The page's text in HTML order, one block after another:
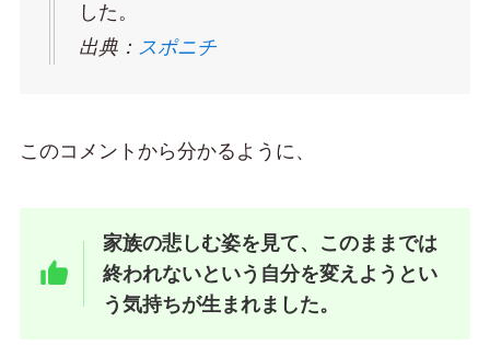
した。
出典： スポニチ
このコメントから分かるように、
家族の悲しむ姿を見て、このままでは
終われないという自分を変えようとい
う気持ちが生まれました。